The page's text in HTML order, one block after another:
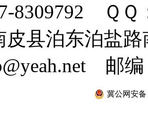
8309792 ＱＱ
皮县泊东泊盐
邮编
冀公网安备